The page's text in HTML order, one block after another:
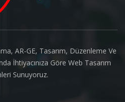
AR-GE, Tasarım, Düzenleme Ve
İhtiyacınıza Göre Web Tasarım
Sunuyoruz.